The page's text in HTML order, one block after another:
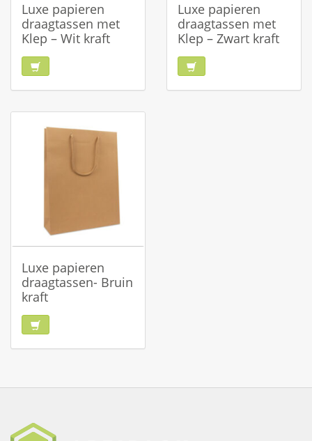
Luxe papieren
draagtassen met
Klep – Wit kraft
Luxe papieren
draagtassen met
Klep – Zwart kraft
Luxe papieren
draagtassen- Bruin
kraft